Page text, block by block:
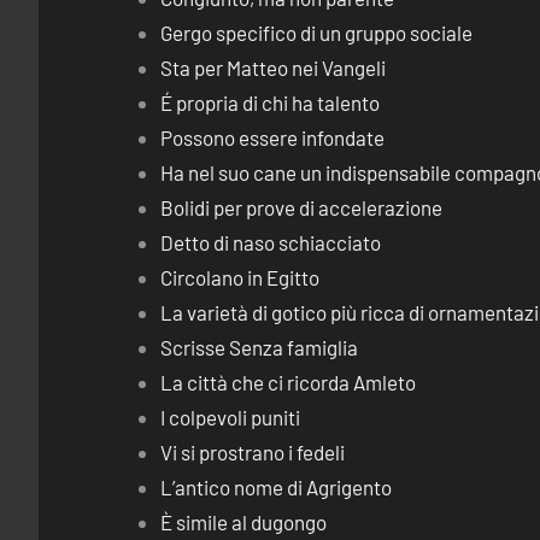
Gergo specifico di un gruppo sociale
Sta per Matteo nei Vangeli
É propria di chi ha talento
Possono essere infondate
Ha nel suo cane un indispensabile
Bolidi per prove di accelerazione
Detto di naso schiacciato
Circolano in Egitto
La varietà di gotico più ricca di
Scrisse Senza famiglia
La città che ci ricorda Amleto
I colpevoli puniti
Vi si prostrano i fedeli
L’antico nome di Agrigento
È simile al dugongo